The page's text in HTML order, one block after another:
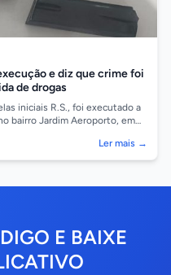
e diz que crime foi
de drogas
iniciais R.S., foi executado a
bairro Jardim Aeroporto, em
Ler mais →
E BAIXE